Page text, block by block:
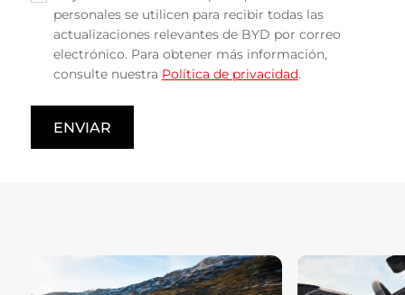
personales se utilicen para recibir todas las
actualizaciones relevantes de BYD por correo
electrónico. Para obtener más información,
consulte nuestra Política de privacidad.
ENVIAR